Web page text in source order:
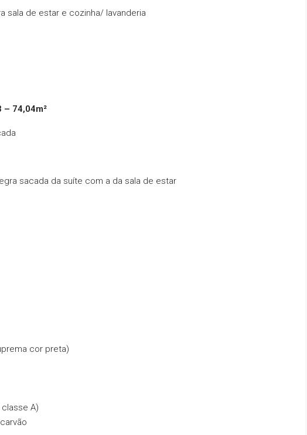
sala de estar e cozinha/ lavanderia
74,04m²
sacada da suíte com a da sala de estar
cor preta)
A)